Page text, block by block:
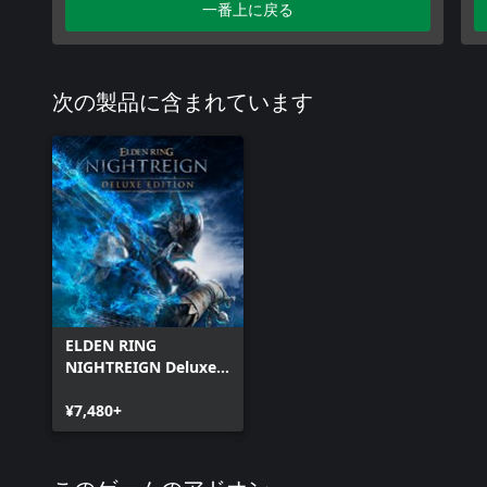
一番上に戻る
次の製品に含まれています
ELDEN RING
NIGHTREIGN Deluxe
¥7,480+